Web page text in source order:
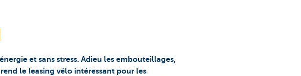
et sans stress. Adieu les embouteillages,
le leasing vélo intéressant pour les